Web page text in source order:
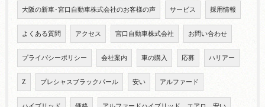
大阪の新車･宮口自動車株式会社のお客様の声 サービス 採用情報
よくある質問 アクセス 宮口自動車株式会社 お問い合わせ
プライバシーポリシー 会社案内 車の購入 応募 ハリアー
Z プレシャスブラックパール 安い アルファード